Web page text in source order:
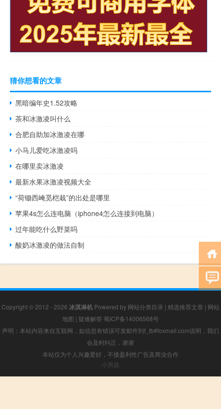
猜你想看的文章
黑暗编年史1.52攻略
茶和冰激凌叫什么
合肥自助加冰激凌在哪
小马儿爱吃冰激凌吗
在哪里卖冰激凌
最新水果冰激凌视频大全
“荷锄西崦觅桤栽”的出处是哪里
苹果4s怎么连电脑（iphone4怎么连接到电脑）
过年能吃什么野菜吗
酸奶冰激凌的做法自制
Copyright © 2012 - 2026 冰淇淋机 Powered by 网站分类目录 | 精选推荐文章 | 网站
地图 | 疑难解答 蜀ICP备14006568号
声明：本站内容来自互联网，如信息有错误可发邮件到f_fb#foxmail.com说明，我们
会及时纠正，谢谢
本站仅为个人兴趣爱好，不接盈利性广告及商业合作
小男孩